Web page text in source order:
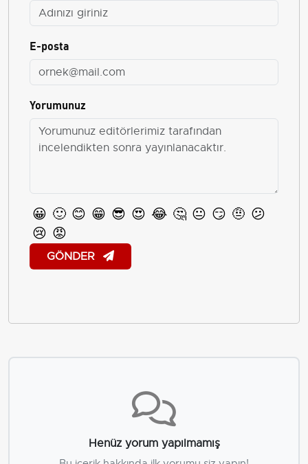
E-posta
Yorumunuz
😀 🙂 😊 😁 😎 😍 😂 🤔 😐 😏 🤨 😕
😢 😡
GÖNDER
Henüz yorum yapılmamış